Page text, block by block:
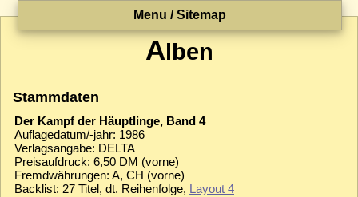
Menu / Sitemap
Alben
Stammdaten
Der Kampf der Häuptlinge, Band 4
Auflagedatum/-jahr: 1986
Verlagsangabe: DELTA
Preisaufdruck: 6,50 DM (vorne)
Fremdwährungen: A, CH (vorne)
Backlist: 27 Titel, dt. Reihenfolge, Layout 4